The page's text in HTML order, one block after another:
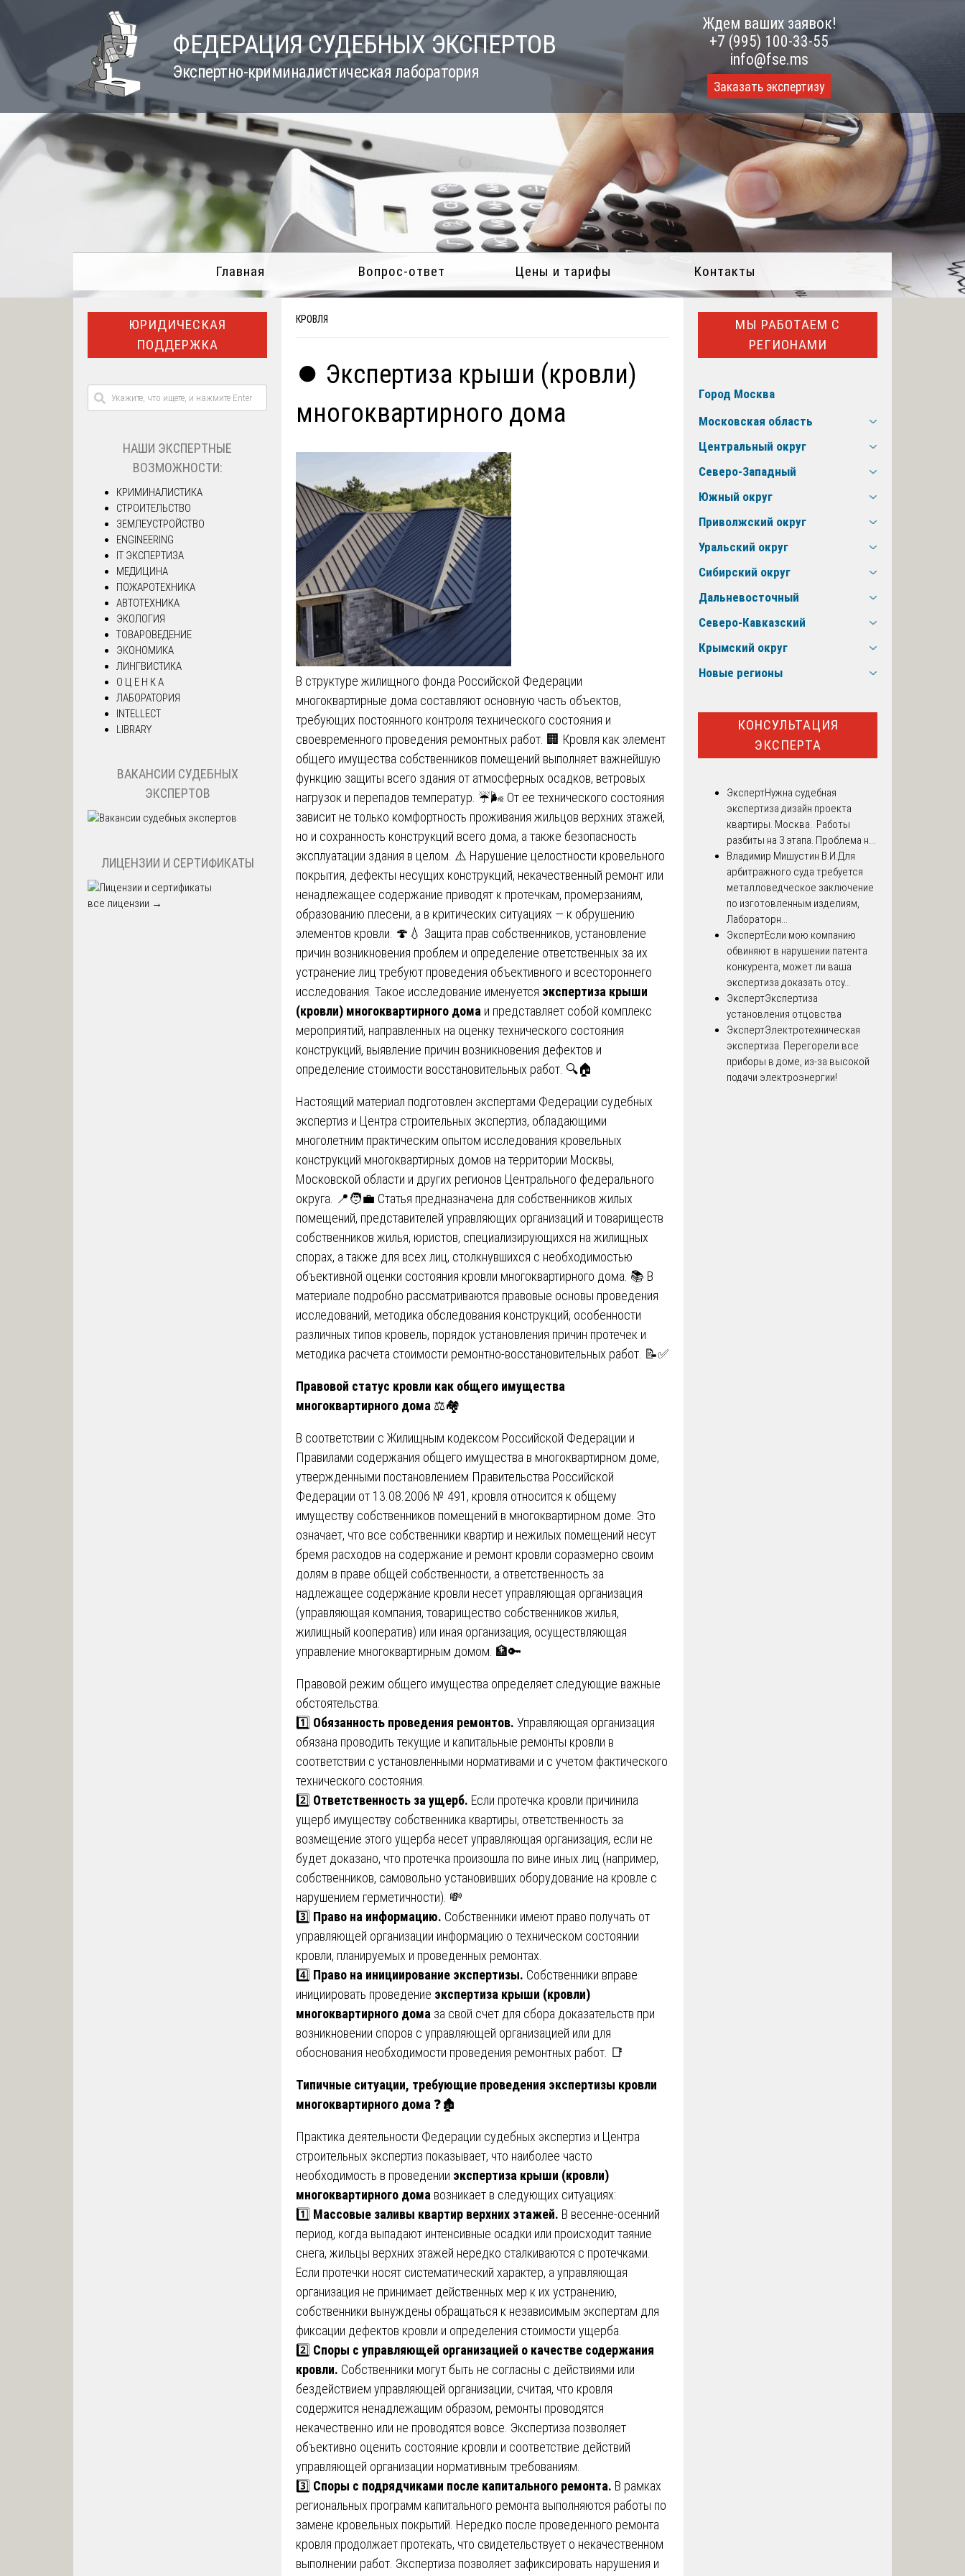
content
ФЕДЕРАЦИЯ СУДЕБНЫХ ЭКСПЕРТОВ
Экспертно-криминалистическая лаборатория
Ждем ваших заявок!
+7 (995) 100-33-55
info@fse.ms
Заказать экспертизу
Главная Вопрос-ответ Цены и тарифы Контакты
КРОВЛЯ
⏺️ Экспертиза крыши (кровли)
многоквартирного дома
В структуре жилищного фонда Российской Федерации
многоквартирные дома составляют основную часть объектов,
требующих постоянного контроля технического состояния и
своевременного проведения ремонтных работ. 🏢 Кровля как элемент
общего имущества собственников помещений выполняет важнейшую
функцию защиты всего здания от атмосферных осадков, ветровых
нагрузок и перепадов температур. ☔️🌬️ От ее технического состояния
зависит не только комфортность проживания жильцов верхних этажей,
но и сохранность конструкций всего дома, а также безопасность
эксплуатации здания в целом. ⚠️ Нарушение целостности кровельного
покрытия, дефекты несущих конструкций, некачественный ремонт или
ненадлежащее содержание приводят к протечкам, промерзаниям,
образованию плесени, а в критических ситуациях — к обрушению
элементов кровли. 🍄💧 Защита прав собственников, установление
причин возникновения проблем и определение ответственных за их
устранение лиц требуют проведения объективного и всестороннего
исследования. Такое исследование именуется экспертиза крыши
(кровли) многоквартирного дома и представляет собой комплекс
мероприятий, направленных на оценку технического состояния
конструкций, выявление причин возникновения дефектов и
определение стоимости восстановительных работ. 🔍🏠
Настоящий материал подготовлен экспертами Федерации судебных
экспертиз и Центра строительных экспертиз, обладающими
многолетним практическим опытом исследования кровельных
конструкций многоквартирных домов на территории Москвы,
Московской области и других регионов Центрального федерального
округа. 📍🧑‍💼 Статья предназначена для собственников жилых
помещений, представителей управляющих организаций и товариществ
собственников жилья, юристов, специализирующихся на жилищных
спорах, а также для всех лиц, столкнувшихся с необходимостью
объективной оценки состояния кровли многоквартирного дома. 📚 В
материале подробно рассматриваются правовые основы проведения
исследований, методика обследования конструкций, особенности
различных типов кровель, порядок установления причин протечек и
методика расчета стоимости ремонтно-восстановительных работ. 📝✅
Правовой статус кровли как общего имущества
многоквартирного дома ⚖️🏘️
В соответствии с Жилищным кодексом Российской Федерации и
Правилами содержания общего имущества в многоквартирном доме,
утвержденными постановлением Правительства Российской
Федерации от 13.08.2006 № 491, кровля относится к общему
имуществу собственников помещений в многоквартирном доме. Это
означает, что все собственники квартир и нежилых помещений несут
бремя расходов на содержание и ремонт кровли соразмерно своим
долям в праве общей собственности, а ответственность за
надлежащее содержание кровли несет управляющая организация
(управляющая компания, товарищество собственников жилья,
жилищный кооператив) или иная организация, осуществляющая
управление многоквартирным домом. 🏦🔑
Правовой режим общего имущества определяет следующие важные
обстоятельства:
1️⃣ Обязанность проведения ремонтов. Управляющая организация
обязана проводить текущие и капитальные ремонты кровли в
соответствии с установленными нормативами и с учетом фактического
технического состояния.
2️⃣ Ответственность за ущерб. Если протечка кровли причинила
ущерб имуществу собственника квартиры, ответственность за
возмещение этого ущерба несет управляющая организация, если не
будет доказано, что протечка произошла по вине иных лиц (например,
собственников, самовольно установивших оборудование на кровле с
нарушением герметичности). 💸
3️⃣ Право на информацию. Собственники имеют право получать от
управляющей организации информацию о техническом состоянии
кровли, планируемых и проведенных ремонтах.
4️⃣ Право на инициирование экспертизы. Собственники вправе
инициировать проведение экспертиза крыши (кровли)
многоквартирного дома за свой счет для сбора доказательств при
возникновении споров с управляющей организацией или для
обоснования необходимости проведения ремонтных работ. 📑
Типичные ситуации, требующие проведения экспертизы кровли
многоквартирного дома ❓🏚️
Практика деятельности Федерации судебных экспертиз и Центра
строительных экспертиз показывает, что наиболее часто
необходимость в проведении экспертиза крыши (кровли)
многоквартирного дома возникает в следующих ситуациях:
1️⃣ Массовые заливы квартир верхних этажей. В весенне-осенний
период, когда выпадают интенсивные осадки или происходит таяние
снега, жильцы верхних этажей нередко сталкиваются с протечками.
Если протечки носят систематический характер, а управляющая
организация не принимает действенных мер к их устранению,
собственники вынуждены обращаться к независимым экспертам для
фиксации дефектов кровли и определения стоимости ущерба.
2️⃣ Споры с управляющей организацией о качестве содержания
кровли. Собственники могут быть не согласны с действиями или
бездействием управляющей организации, считая, что кровля
содержится ненадлежащим образом, ремонты проводятся
некачественно или не проводятся вовсе. Экспертиза позволяет
объективно оценить состояние кровли и соответствие действий
управляющей организации нормативным требованиям.
3️⃣ Споры с подрядчиками после капитального ремонта. В рамках
региональных программ капитального ремонта выполняются работы по
замене кровельных покрытий. Нередко после проведенного ремонта
кровля продолжает протекать, что свидетельствует о некачественном
выполнении работ. Экспертиза позволяет зафиксировать нарушения и
ЮРИДИЧЕСКАЯ
ПОДДЕРЖКА
НАШИ ЭКСПЕРТНЫЕ
ВОЗМОЖНОСТИ:
КРИМИНАЛИСТИКА
СТРОИТЕЛЬСТВО
ЗЕМЛЕУСТРОЙСТВО
ENGINEERING
IT ЭКСПЕРТИЗА
МЕДИЦИНА
ПОЖАРОТЕХНИКА
АВТОТЕХНИКА
ЭКОЛОГИЯ
ТОВАРОВЕДЕНИЕ
ЭКОНОМИКА
ЛИНГВИСТИКА
О Ц Е Н К А
ЛАБОРАТОРИЯ
INTELLECT
LIBRARY
ВАКАНСИИ СУДЕБНЫХ
ЭКСПЕРТОВ
ЛИЦЕНЗИИ И СЕРТИФИКАТЫ
все лицензии →
МЫ РАБОТАЕМ С
РЕГИОНАМИ
Город Москва
Московская область
Центральный округ
Северо-Западный
Южный округ
Приволжский округ
Уральский округ
Сибирский округ
Дальневосточный
Северо-Кавказский
Крымский округ
Новые регионы
КОНСУЛЬТАЦИЯ
ЭКСПЕРТА
ЭкспертНужна судебная
экспертиза дизайн проекта
квартиры. Москва. Работы
разбиты на 3 этапа. Проблема н...
Владимир Мишустин В.И.Для
арбитражного суда требуется
металловедческое заключение
по изготовленным изделиям,
Лабораторн...
ЭкспертЕсли мою компанию
обвиняют в нарушении патента
конкурента, может ли ваша
экспертиза доказать отсу...
ЭкспертЭкспертиза
установления отцовства
ЭкспертЭлектротехническая
экспертиза. Перегорели все
приборы в доме, из-за высокой
подачи электроэнергии!